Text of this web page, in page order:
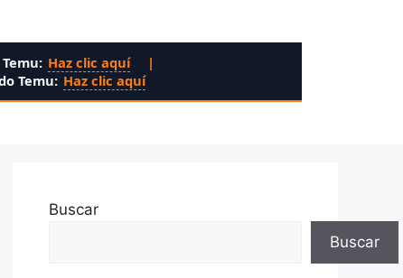
Haz clic aquí
|
Temu: Haz clic aquí
Buscar
Buscar